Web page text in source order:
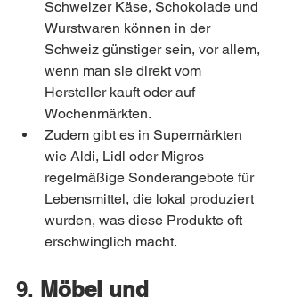
Schweizer Käse, Schokolade und
Wurstwaren können in der
Schweiz günstiger sein, vor allem,
wenn man sie direkt vom
Hersteller kauft oder auf
Wochenmärkten.
Zudem gibt es in Supermärkten
wie Aldi, Lidl oder Migros
regelmäßige Sonderangebote für
Lebensmittel, die lokal produziert
wurden, was diese Produkte oft
erschwinglich macht.
9. Möbel und